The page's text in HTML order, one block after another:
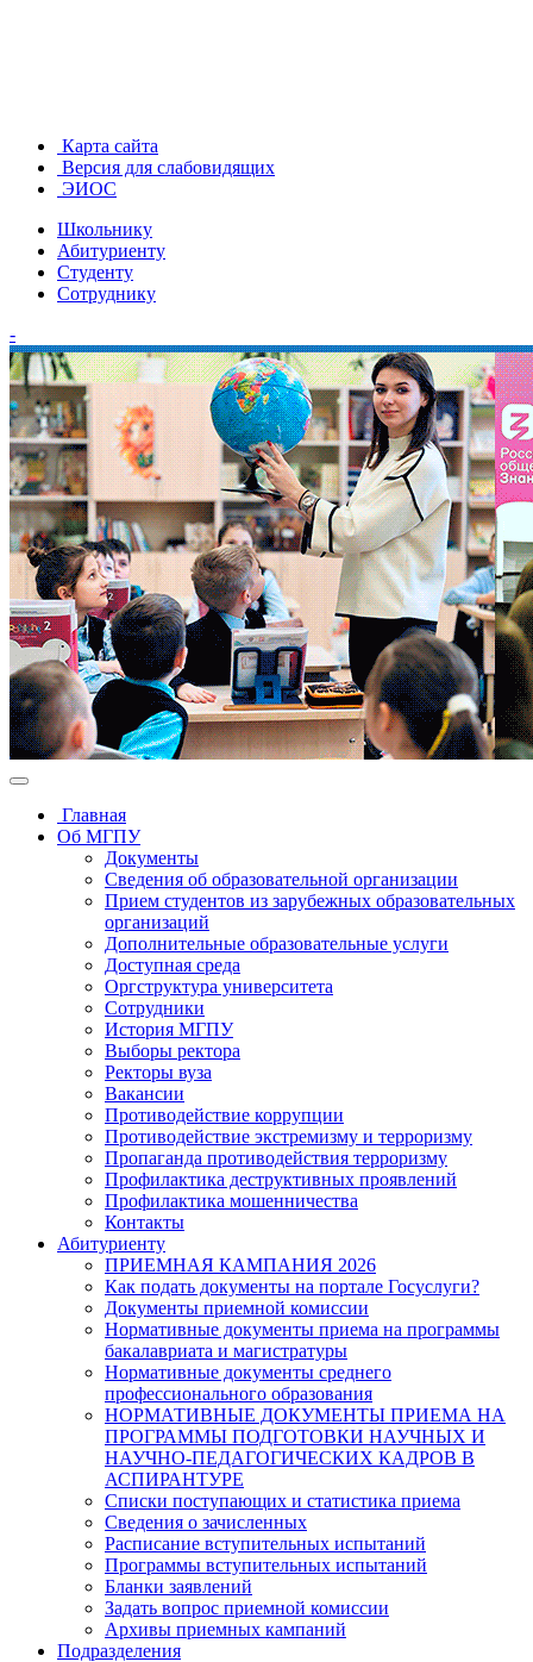
Карта сайта
Версия для слабовидящих
ЭИОС
Школьнику
Абитуриенту
Студенту
Сотруднику
-
Главная
Об МГПУ
Документы
Сведения об образовательной организации
Прием студентов из зарубежных образовательных
организаций
Дополнительные образовательные услуги
Доступная среда
Оргструктура университета
Сотрудники
История МГПУ
Выборы ректора
Ректоры вуза
Вакансии
Противодействие коррупции
Противодействие экстремизму и терроризму
Пропаганда противодействия терроризму
Профилактика деструктивных проявлений
Профилактика мошенничества
Контакты
Абитуриенту
ПРИЕМНАЯ КАМПАНИЯ 2026
Как подать документы на портале Госуслуги?
Документы приемной комиссии
Нормативные документы приема на программы
бакалавриата и магистратуры
Нормативные документы среднего
профессионального образования
НОРМАТИВНЫЕ ДОКУМЕНТЫ ПРИЕМА НА
ПРОГРАММЫ ПОДГОТОВКИ НАУЧНЫХ И
НАУЧНО-ПЕДАГОГИЧЕСКИХ КАДРОВ В
АСПИРАНТУРЕ
Списки поступающих и статистика приема
Сведения о зачисленных
Расписание вступительных испытаний
Программы вступительных испытаний
Бланки заявлений
Задать вопрос приемной комиссии
Архивы приемных кампаний
Подразделения